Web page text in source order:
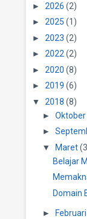
► 2026 (2)
► 2025 (1)
► 2023 (2)
► 2022(2)
► 2020 (8)
► 2019 (6)
▼
2018 (8)
► Oktober
►
▼
Maret
Belajar
Domain
► Februari